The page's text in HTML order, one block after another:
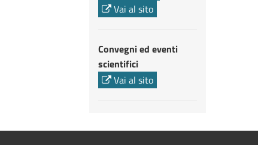
Vai al sito
Convegni ed eventi
scientifici
Vai al sito